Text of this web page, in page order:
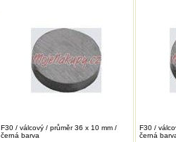
F30 / válcový / průměr 36 x 10 mm /
černá barva
F30 /
černá